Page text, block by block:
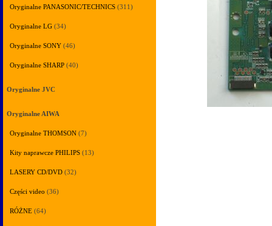
Oryginalne PANASONIC/TECHNICS (311)
Oryginalne LG (34)
Oryginalne SONY (46)
Oryginalne SHARP (40)
Oryginalne JVC
Oryginalne AIWA
Oryginalne THOMSON (7)
Kity naprawcze PHILIPS (13)
LASERY CD/DVD (32)
Części video (36)
RÓŻNE (64)